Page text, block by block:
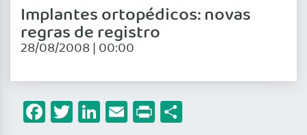
Implantes ortopédicos: novas
regras de registro
28/08/2008 | 00:00
Facebook
Twitter
LinkedIn
Email
Print